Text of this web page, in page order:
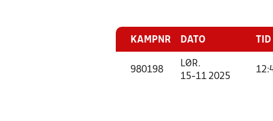
KAMPNR DATO TID
980198
LØR.
15-11 2025